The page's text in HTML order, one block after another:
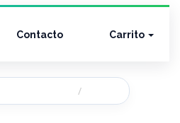
Contacto Carrito